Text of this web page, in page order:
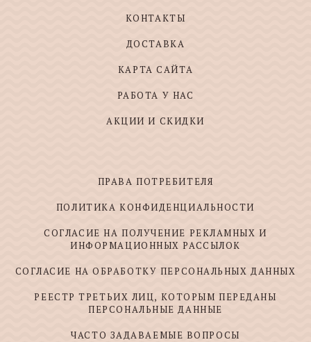
КОНТАКТЫ
ДОСТАВКА
КАРТА САЙТА
РАБОТА У НАС
АКЦИИ И СКИДКИ
ПРАВА ПОТРЕБИТЕЛЯ
ПОЛИТИКА КОНФИДЕНЦИАЛЬНОСТИ
СОГЛАСИЕ НА ПОЛУЧЕНИЕ РЕКЛАМНЫХ И
ИНФОРМАЦИОННЫХ РАССЫЛОК
СОГЛАСИЕ НА ОБРАБОТКУ ПЕРСОНАЛЬНЫХ ДАННЫХ
РЕЕСТР ТРЕТЬИХ ЛИЦ, КОТОРЫМ ПЕРЕДАНЫ
ПЕРСОНАЛЬНЫЕ ДАННЫЕ
ЧАСТО ЗАДАВАЕМЫЕ ВОПРОСЫ